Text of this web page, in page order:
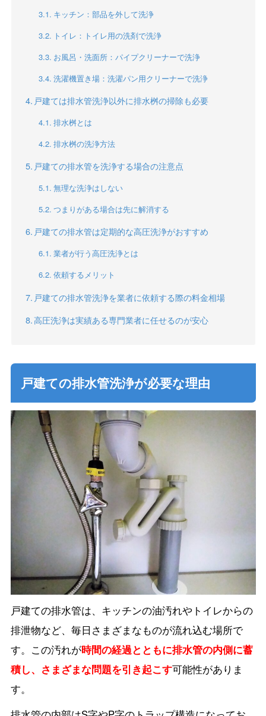
キッチン：部品を外して洗浄
トイレ：トイレ用の洗剤で洗浄
お風呂・洗面所：パイプクリーナーで洗浄
洗濯機置き場：洗濯パン用クリーナーで洗浄
戸建ては排水管洗浄以外に排水桝の掃除も必要
排水桝とは
排水桝の洗浄方法
戸建ての排水管を洗浄する場合の注意点
無理な洗浄はしない
つまりがある場合は先に解消する
戸建ての排水管は定期的な高圧洗浄がおすすめ
業者が行う高圧洗浄とは
依頼するメリット
戸建ての排水管洗浄を業者に依頼する際の料金相場
高圧洗浄は実績ある専門業者に任せるのが安心
戸建ての排水管洗浄が必要な理由
戸建ての排水管は、キッチンの油汚れやトイレからの
排泄物など、毎日さまざまなものが流れ込む場所で
す。この汚れが時間の経過とともに排水管の内側に蓄
積し、さまざまな問題を引き起こす可能性がありま
す。